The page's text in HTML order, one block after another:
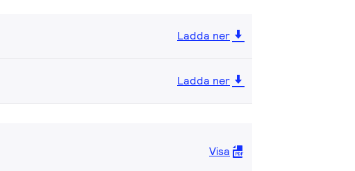
Ladda ner
Ladda ner
Visa